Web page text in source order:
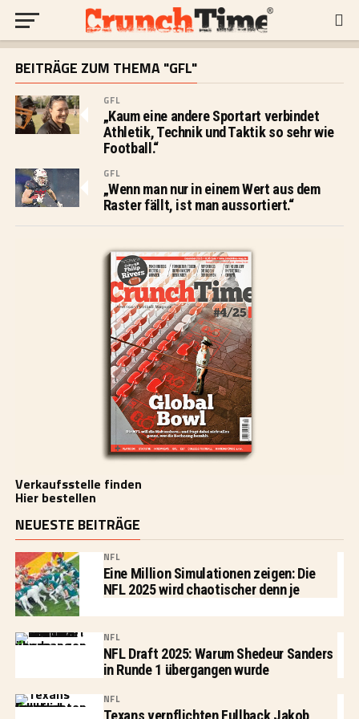
BEITRÄGE ZUM THEMA "GFL"
GFL
„Kaum eine andere Sportart verbindet
Athletik, Technik und Taktik so sehr wie
Football.“
GFL
„Wenn man nur in einem Wert aus dem
Raster fällt, ist man aussortiert.“
Verkaufsstelle finden
Hier bestellen
NEUESTE BEITRÄGE
NFL
Eine Million Simulationen zeigen: Die
NFL 2025 wird chaotischer denn je
NFL
NFL Draft 2025: Warum Shedeur Sanders
in Runde 1 übergangen wurde
NFL
Texans verpflichten Fullback Jakob